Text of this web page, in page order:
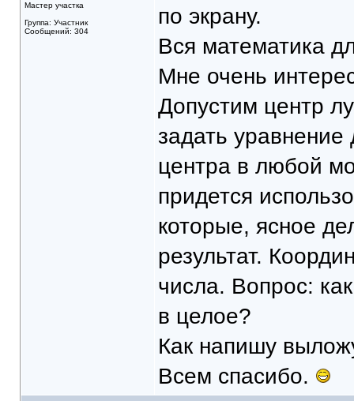
Мастер участка
Группа: Участник
Сообщений: 304
по экрану.
Вся математика
Мне очень
Допустим центр
задать
центра в любой
придется
которые, ясное
результат.
числа. Вопрос:
в целое?
Как напишу
Всем спасибо.